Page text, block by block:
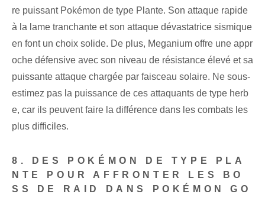
re puissant Pokémon de type Plante. Son attaque rapide
à la lame tranchante et son attaque dévastatrice sismique
en font un choix solide. De plus, Meganium offre une appr
oche défensive avec son niveau de résistance élevé et sa
puissante attaque chargée par faisceau solaire. Ne sous-
estimez pas la puissance de ces attaquants de type herb
e, car ils peuvent faire la différence dans les combats les
plus difficiles.
8. DES POKÉMON DE TYPE PLA
NTE POUR AFFRONTER LES BO
SS DE RAID DANS POKÉMON GO